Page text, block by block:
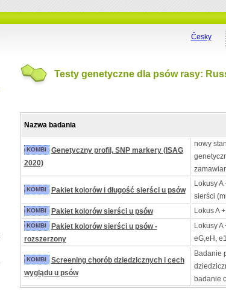
Česky
Testy genetyczne dla psów rasy:
Nazwa badania
KOMBI
Genetyczny profil, SNP markery (ISAG
2020)
nowy
KOMBI Pakiet kolorów i długość sierści u psów
Lokusy A
sierści
KOMBI Pakiet kolorów sierści u psów Lokus A
KOMBI
Pakiet kolorów sierści u psów -
rozszerzony
Lokusy A
eG,eH,
KOMBI
Screening chorób dziedzicznych i cech
wyglądu u psów
Badanie
badanie